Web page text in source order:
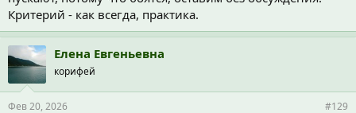
Критерий - как всегда, практика.
Елена Евгеньевна
корифей
Фев 20, 2026 #129